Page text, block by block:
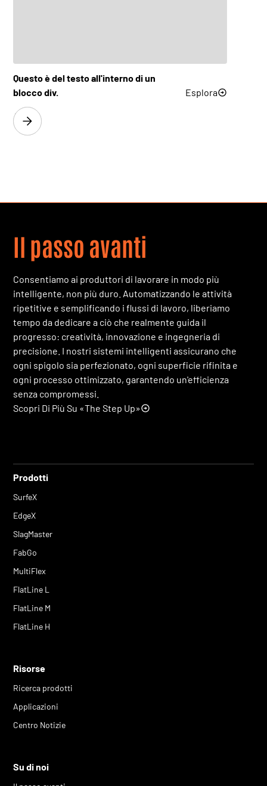
FlatLine M80
FlatLine M100
Questo è del testo all'interno di un
blocco div.
Esplora
Il passo avanti
Consentiamo ai produttori di lavorare in modo più
intelligente, non più duro. Automatizzando le attività
ripetitive e semplificando i flussi di lavoro, liberiamo
tempo da dedicare a ciò che realmente guida il
progresso: creatività, innovazione e ingegneria di
precisione. I nostri sistemi intelligenti assicurano che
ogni spigolo sia perfezionato, ogni superficie rifinita e
ogni processo ottimizzato, garantendo un'efficienza
senza compromessi.
Scopri Di Più Su «The Step Up»
Prodotti
SurfeX
EdgeX
SlagMaster
FabGo
MultiFlex
FlatLine L
FlatLine M
FlatLine H
Risorse
Ricerca prodotti
Applicazioni
Centro Notizie
Su di noi